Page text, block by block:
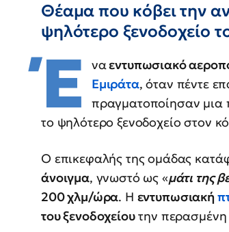
Θέαμα που κόβει την
ψηλότερο ξενοδοχείο
Έ ναεντυπωσιακό
Εμιράτα, όταν πέντε
πραγματοποίησαν μια
το ψηλότερο ξενοδοχείο στον
Ο επικεφαλής της ομάδας
άνοιγμα, γνωστό ως «μάτι της
200 χλμ/ώρα. Η εντυπωσιακή
του ξενοδοχείουτην περασμένη